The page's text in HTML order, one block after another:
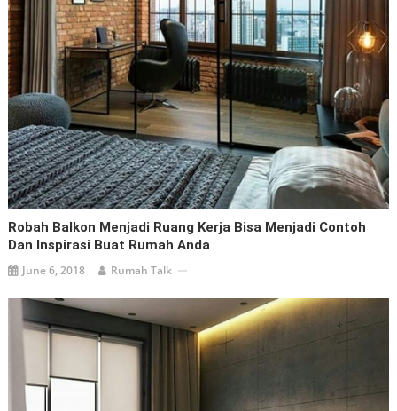
Robah Balkon Menjadi Ruang Kerja Bisa Menjadi Contoh
Dan Inspirasi Buat Rumah Anda
June 6, 2018 Rumah Talk